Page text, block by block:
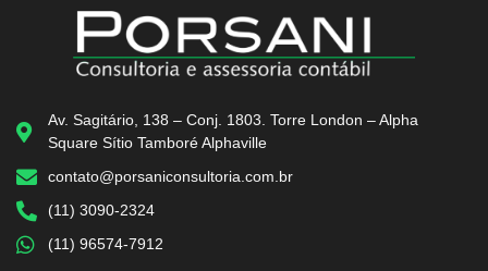
Av. Sagitário, 138 – Conj. 1803. Torre London – Alpha
Square Sítio Tamboré Alphaville
contato@porsaniconsultoria.com.br
(11) 3090-2324
(11) 96574-7912